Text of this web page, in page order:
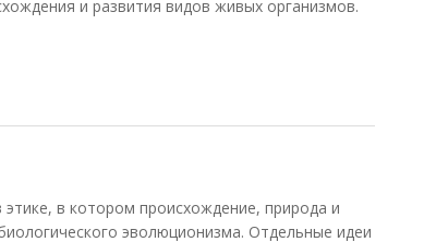
и развития видов живых организмов.
в котором происхождение, природа и
эволюционизма. Отдельные идеи